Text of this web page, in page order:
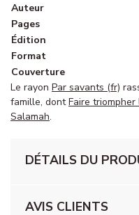
Auteur
Pages
Édition
Format
Couverture
Le rayon Par savants (fr)
famille, dontFaire
Salamah.
DÉTAILS DU
AVIS CLIENTS